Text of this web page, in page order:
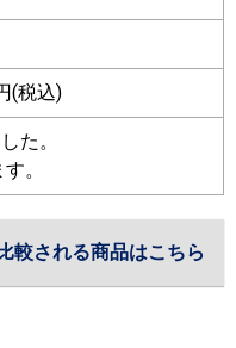
(税込)
た。
。
較される商品はこちら